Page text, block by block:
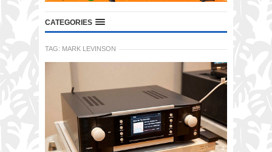
CATEGORIES
TAG: MARK LEVINSON